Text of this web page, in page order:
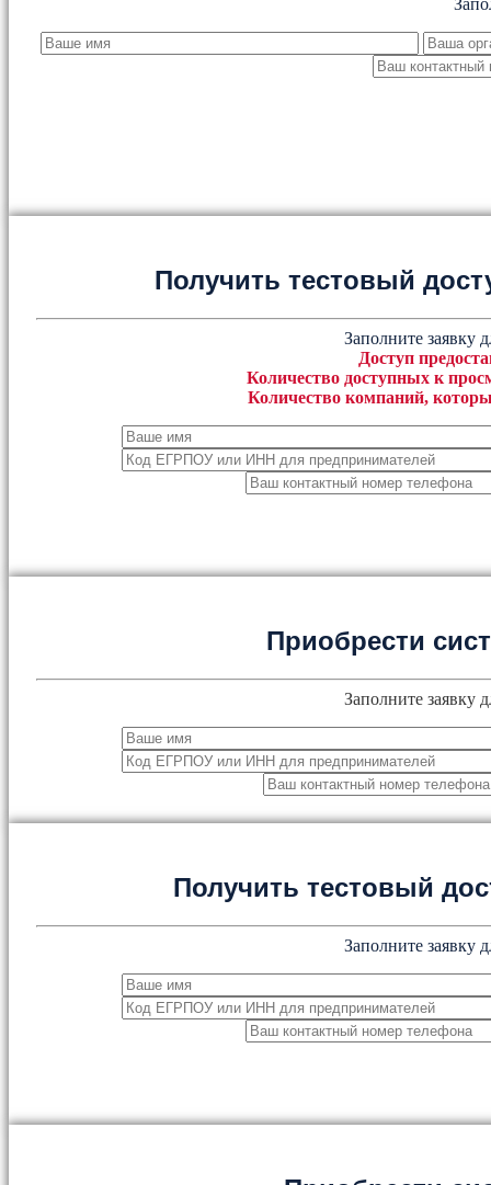
Получить тестовый
Заполните заявку
Доступ
Количество доступных к
Количество компаний,
Приобрести
Заполните заявку
Получить тестовый
Заполните заявку